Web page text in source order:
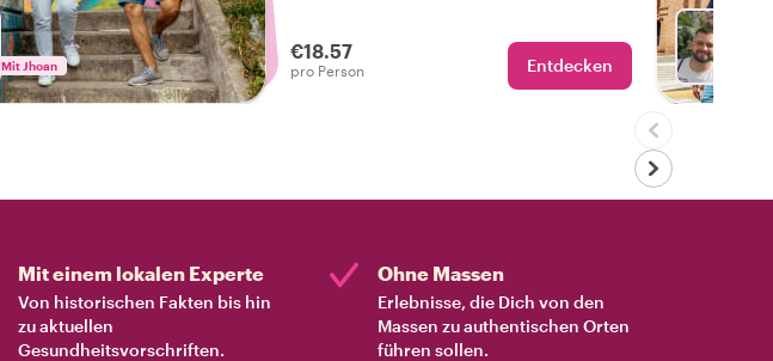
Mit Jhoan
perfekte Einführung in Medellín, um Ihre
Städtereise auf den richtigen Weg zu
€18.57
pro Person Entdecken
Mit einem lokalen Experte
Von historischen Fakten bis hin
zu aktuellen
Gesundheitsvorschriften.
Ohne Massen
Erlebnisse, die Dich von den
Massen zu authentischen Orten
führen sollen.